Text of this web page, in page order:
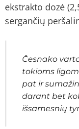
ekstrakto dozė
sergančių
Česnako
tokioms
pat ir
darant bet
išsamesnių